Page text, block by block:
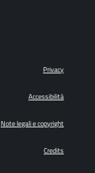
Privacy
Accessibilità
Note legali e copyright
Credits